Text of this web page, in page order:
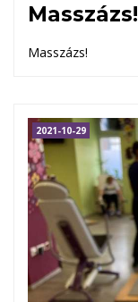
Masszázs!
Masszázs!
2021-10-29